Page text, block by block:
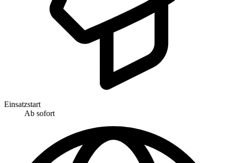
Einsatzstart
Ab sofort